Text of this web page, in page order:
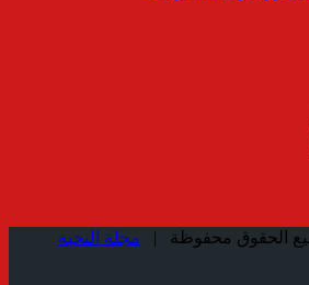
مجلة النخبة